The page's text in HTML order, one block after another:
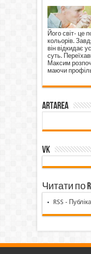
Його світ- це
кольорів.
він відкидає
суть.
Максим
маючи
ArtArea
VK
Читати по
RSS -